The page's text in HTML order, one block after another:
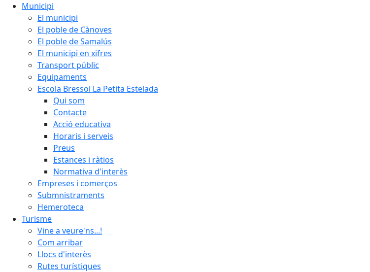
Municipi
El municipi
El poble de Cànoves
El poble de Samalús
El municipi en xifres
Transport públic
Equipaments
Escola Bressol La Petita Estelada
Qui som
Contacte
Acció educativa
Horaris i serveis
Preus
Estances i ràtios
Normativa d'interès
Empreses i comerços
Submnistraments
Hemeroteca
Turisme
Vine a veure'ns...!
Com arribar
Llocs d'interès
Rutes turístiques